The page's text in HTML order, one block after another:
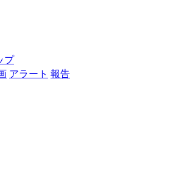
プ
アラート 報告